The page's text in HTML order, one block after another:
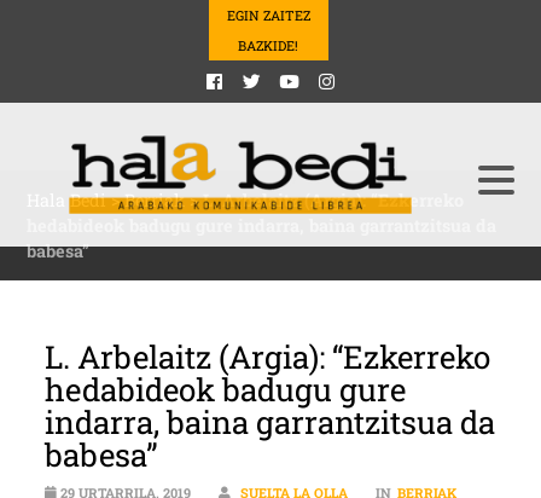
EGIN ZAITEZ
BAZKIDE!
Hala Bedi>Berriak>L. Arbelaitz (Argia): “Ezkerreko
babesa”
L. Arbelaitz (Argia): “Ezkerreko
hedabideok badugu gure
indarra, baina garrantzitsua da
babesa”
29 URTARRILA, 2019 SUELTA LA OLLA IN BERRIAK